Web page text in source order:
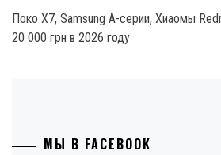
Поко X7, Samsung А-серии, Хиаомы
20 000 грн в 2026 году
МЫ В FACEBOOK